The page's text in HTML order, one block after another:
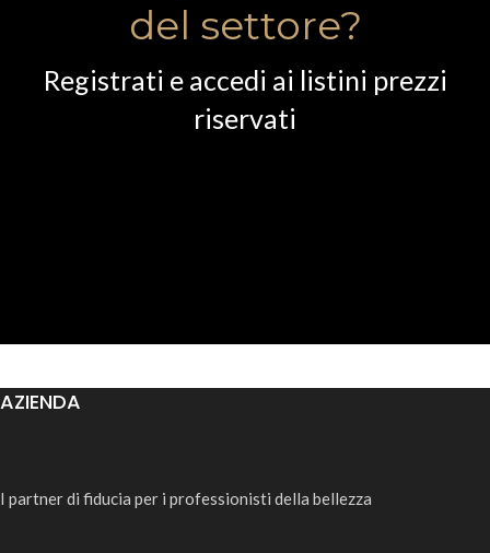
del settore?
Registrati e accedi ai listini prezzi
riservati
AZIENDA
I partner di fiducia per i professionisti della bellezza